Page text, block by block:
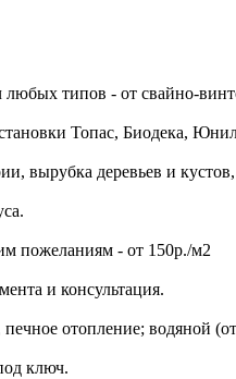
типов - от свайно-
Топас, Биодека,
вырубка деревьев и
пожеланиям - от 150р./м2
и консультация.
печное отопление; водяной
ключ.